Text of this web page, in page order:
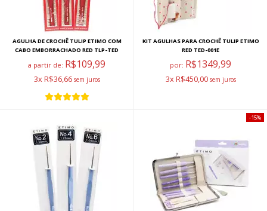
AGULHA DE CROCHÊ TULIP ETIMO COM
CABO EMBORRACHADO RED TLP-TED
a partir de: R$109,99
3x R$36,66
KIT AGULHAS PARA CROCHÊ TULIP ETIMO
RED TED-001E
por: R$1349,99
3x R$450,00
15%